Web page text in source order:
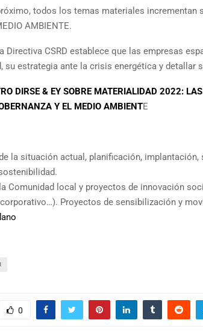
todos los temas materiales
AMBIENTE.
Directiva CSRD establece que las empresas
su estrategia ante la crisis energética y detallar
DIRSE & EY SOBRE MATERIALIDAD 2022:
Y EL MEDIO AMBIENTE
la situación actual, planificación,
Comunidad local y proyectos de innovación
Proyectos de sensibilización y
0